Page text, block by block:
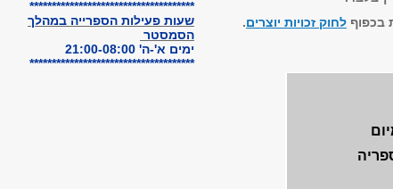
בכפוף לחוק זכויות יוצרים.
*************************************
שעות פעילות הספרייה במהלך
הסמסטר
ימים א'-ה' 21:00-08:00
*************************************